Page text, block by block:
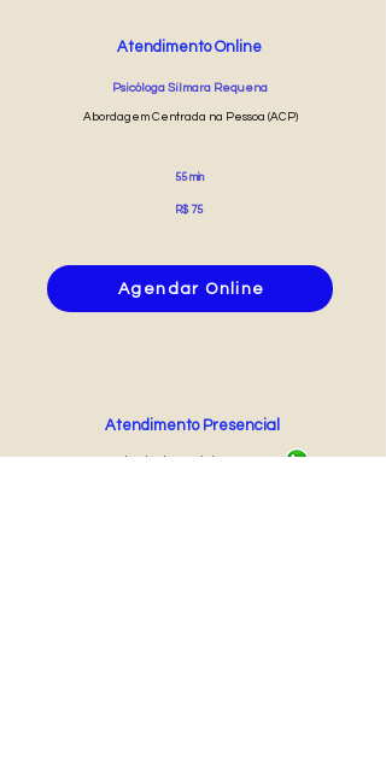
Atendimento Online
Psicóloga Silmara Requena
Abordagem Centrada na Pessoa (ACP)
55 min
R$ 75
Agendar Online
Atendimento Presencial
Agende pelo Whatsapp(11) 99859 - 9998